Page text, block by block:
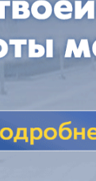
под ключ